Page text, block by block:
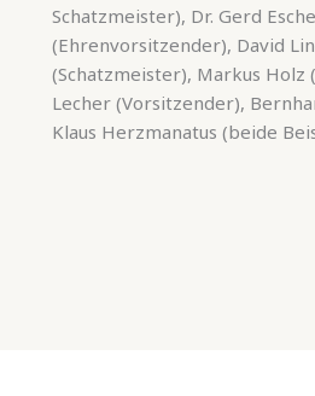
Schatzmeister), Dr. Gerd
(Ehrenvorsitzender), David
(Schatzmeister), Markus Holz
Lecher (Vorsitzender),
Klaus Herzmanatus (beide